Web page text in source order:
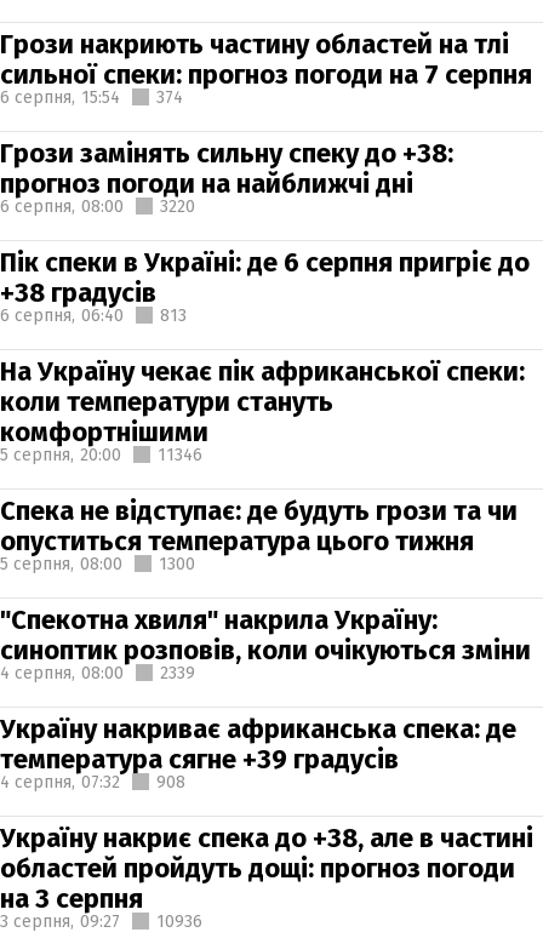
Грози накриють частину областей на тлі
сильної спеки: прогноз погоди на 7 серпня
6 серпня, 15:54 374
Грози замінять сильну спеку до +38:
прогноз погоди на найближчі дні
6 серпня, 08:00 3220
Пік спеки в Україні: де 6 серпня пригріє до
+38 градусів
6 серпня, 06:40 813
На Україну чекає пік африканської спеки:
коли температури стануть
комфортнішими
5 серпня, 20:00 11346
Спека не відступає: де будуть грози та чи
опуститься температура цього тижня
5 серпня, 08:00 1300
"Спекотна хвиля" накрила Україну:
синоптик розповів, коли очікуються зміни
4 серпня, 08:00 2339
Україну накриває африканська спека: де
температура сягне +39 градусів
4 серпня, 07:32 908
Україну накриє спека до +38, але в частині
областей пройдуть дощі: прогноз погоди
на 3 серпня
3 серпня, 09:27 10936